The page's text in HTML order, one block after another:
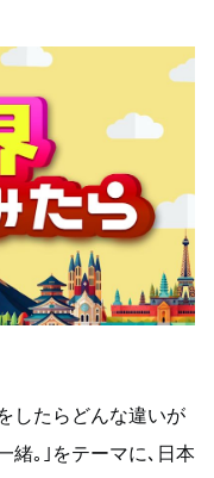
したらどんな違いが
緒｡｣をテーマに､日本